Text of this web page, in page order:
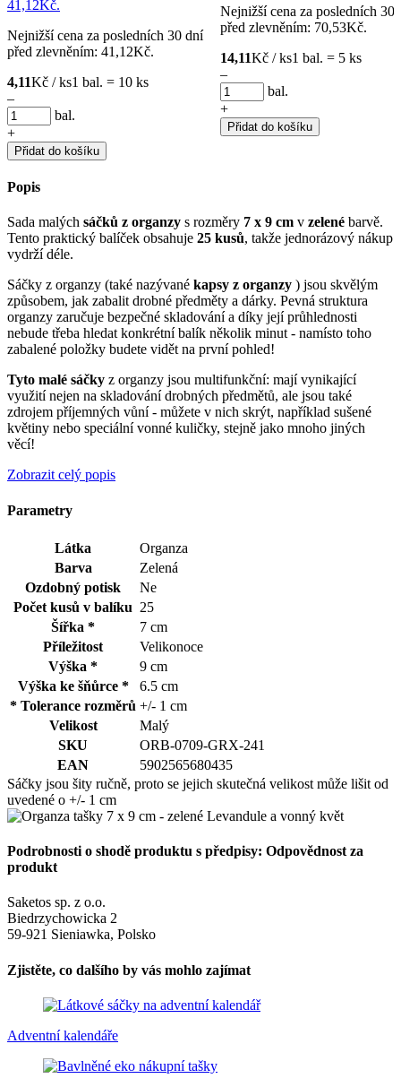
41,12Kč.
Nejnižší cena za posledních 30 dní
před zlevněním: 41,12Kč.
4,11Kč / ks1 bal. = 10 ks
–
bal.
+
Přidat do košíku
Nejnižší cena za posledních 30
před zlevněním: 70,53Kč.
14,11Kč / ks1 bal. = 5 ks
–
bal.
+
Přidat do košíku
Popis
Sada malých sáčků z organzy s rozměry 7 x 9 cm v zelené barvě.
Tento praktický balíček obsahuje 25 kusů, takže jednorázový nákup
vydrží déle.
Sáčky z organzy (také nazývané kapsy z organzy ) jsou skvělým
způsobem, jak zabalit drobné předměty a dárky. Pevná struktura
organzy zaručuje bezpečné skladování a díky její průhlednosti
nebude třeba hledat konkrétní balík několik minut - namísto toho
zabalené položky budete vidět na první pohled!
Tyto malé sáčky z organzy jsou multifunkční: mají vynikající
využití nejen na skladování drobných předmětů, ale jsou také
zdrojem příjemných vůní - můžete v nich skrýt, například sušené
květiny nebo speciální vonné kuličky, stejně jako mnoho jiných
věcí!
Zobrazit celý popis
Parametry
Látka
Organza
Barva
Zelená
Ozdobný potisk
Ne
Počet kusů v balíku 25
Šířka *
7 cm
Příležitost
Velikonoce
Výška *
9 cm
Výška ke šňůrce *
6.5 cm
* Tolerance rozměrů +/- 1 cm
Velikost
Malý
SKU
ORB-0709-GRX-241
EAN
5902565680435
Sáčky jsou šity ručně, proto se jejich skutečná velikost může lišit od
uvedené o +/- 1 cm
Podrobnosti o shodě produktu s předpisy: Odpovědnost za
produkt
Saketos sp. z o.o.
Biedrzychowicka 2
59-921 Sieniawka, Polsko
Zjistěte, co dalšího by vás mohlo zajímat
Adventní kalendáře